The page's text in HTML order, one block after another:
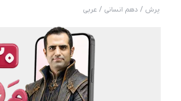
پرش / دهم انسانی / عربی
عکس محصول پرش معدل عربی